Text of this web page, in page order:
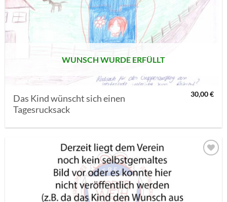
AUF MEINE
MERKLISTE
SETZEN
WUNSCH WURDE ERFÜLLT
Das Kind wünscht sich einen
Tagesrucksack
30,00€